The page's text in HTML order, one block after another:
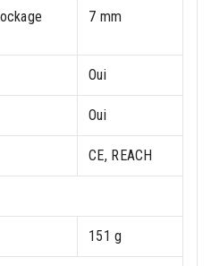
7 mm
Oui
Oui
CE, REACH
151 g